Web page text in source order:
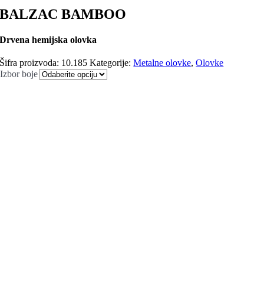
BALZAC BAMBOO
Drvena hemijska olovka
Šifra proizvoda: 10.185 Kategorije:Metalne olovke,Olovke
Izbor boje